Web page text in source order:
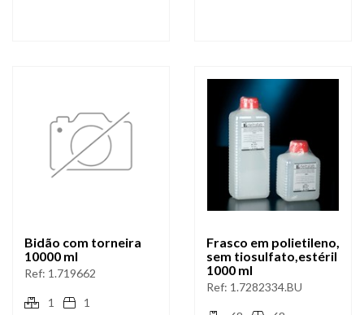
Bidão com torneira
10000 ml
Ref: 1.719662
1 1
Frasco em polietileno,
sem tiosulfato,estéril
1000 ml
Ref: 1.7282334.BU